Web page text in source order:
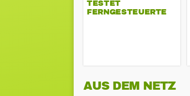
TESTET
FERNGESTEUERTE
AUS DEM NETZ